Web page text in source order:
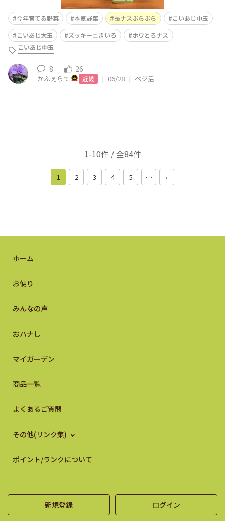
今年育てる野菜 本気野菜 長ナスぶらぶら
こいあじ中玉
こいあじ大玉
ズッキーニきいろ
ホワとろナス
こいあじ中玉
8 26
かふぇらて 近畿 | 06/28 | ベジ活
1-10件 / 全84件
1 2 3 4 5 … ›
ホーム
お便り
みんなの声
おハナし
マイガーデン
商品一覧
よくあるご質問
その他(リンク集)
ポイント/ランクについて
新規登録 ログイン